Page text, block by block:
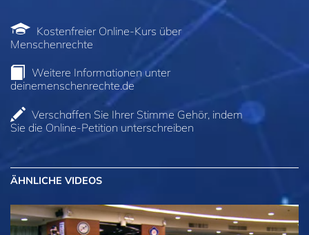
Kostenfreier Online‑Kurs über
Menschenrechte
Weitere Informationen unter
deinemenschenrechte.de
Verschaffen Sie Ihrer Stimme Gehör, indem
Sie die Online-Petition unterschreiben
ÄHNLICHE VIDEOS